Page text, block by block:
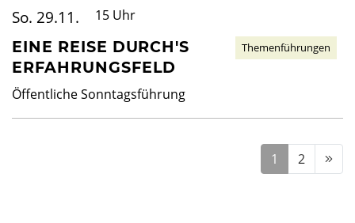
So. 29.11. 15 Uhr
EINE REISE DURCH'S
ERFAHRUNGSFELD
Öffentliche Sonntagsführung
Themenführungen
1 2